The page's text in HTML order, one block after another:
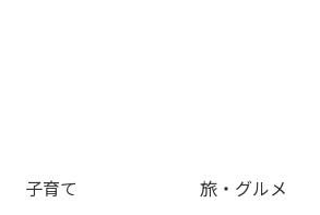
子育て 旅・グルメ